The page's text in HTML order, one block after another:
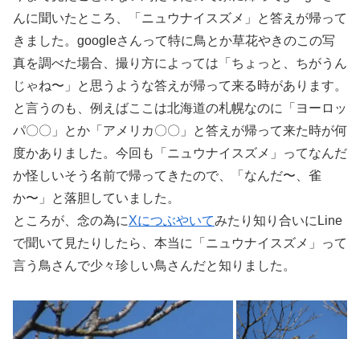
んに聞いたところ、「ニュウナイスズメ」と答えが帰って
きました。googleさんって特に鳥とか草花やきのこの写
真を調べた場合、撮り方によっては「ちょっと、ちがうん
じゃね〜」と思うような答えが帰って来る時があります。
と言うのも、例えばここは北海道の札幌なのに「ヨーロッ
パ〇〇」とか「アメリカ〇〇」と答えが帰って来た時が何
度かありました。今回も「ニュウナイスズメ」ってなんだ
か怪しいそう名前で帰ってきたので、「なんだ〜、雀
か〜」と落胆していました。
ところが、念の為にXにつぶやいてみたり知り合いにLine
で聞いて見たりしたら、本当に「ニュウナイスズメ」って
言う鳥さんで少々珍しい鳥さんだと知りました。